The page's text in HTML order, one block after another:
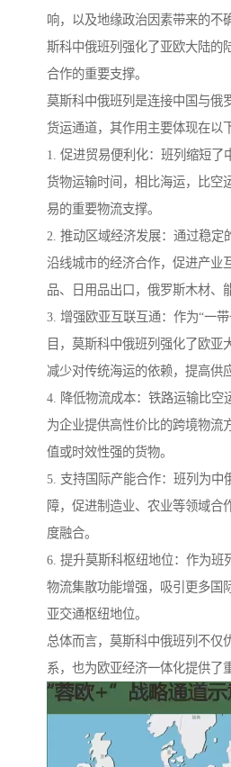
响，以及地缘政治因素带来的不
斯科中俄班列强化了亚欧大陆的
合作的重要支撑。
莫斯科中俄班列是连接中国与俄
货运通道，其作用主要体现在以
1. 促进贸易便利化：班列缩短了
货物运输时间，相比海运，比空
易的重要物流支撑。
2. 推动区域经济发展：通过稳定
沿线城市的经济合作，促进产业
品、日用品出口，俄罗斯木材、
3. 增强欧亚互联互通：作为“一
目，莫斯科中俄班列强化了欧亚
减少对传统海运的依赖，提高供
4. 降低物流成本：铁路运输比空
为企业提供高性价比的跨境物流
值或时效性强的货物。
5. 支持国际产能合作：班列为中
障，促进制造业、农业等领域合
度融合。
6. 提升莫斯科枢纽地位：作为班
物流集散功能增强，吸引更多国
亚交通枢纽地位。
总体而言，莫斯科中俄班列不仅
系，也为欧亚经济一体化提供了